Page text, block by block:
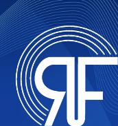
Skip
to
content